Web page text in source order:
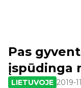
Pas
įspūdinga
LIETUVOJE 2019-